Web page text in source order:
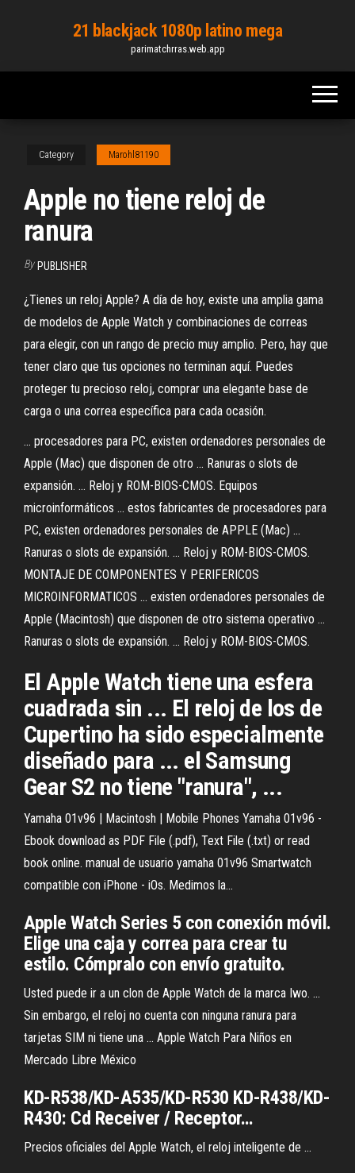
content
21 blackjack 1080p latino mega
parimatchrras.web.app
Category Marohl81190
Apple no tiene reloj de
ranura
By PUBLISHER
¿Tienes un reloj Apple? A día de hoy, existe una amplia gama
de modelos de Apple Watch y combinaciones de correas
para elegir, con un rango de precio muy amplio. Pero, hay que
tener claro que tus opciones no terminan aquí. Puedes
proteger tu precioso reloj, comprar una elegante base de
carga o una correa específica para cada ocasión.
... procesadores para PC, existen ordenadores personales de
Apple (Mac) que disponen de otro ... Ranuras o slots de
expansión. ... Reloj y ROM-BIOS-CMOS. Equipos
microinformáticos ... estos fabricantes de procesadores para
PC, existen ordenadores personales de APPLE (Mac) ...
Ranuras o slots de expansión. ... Reloj y ROM-BIOS-CMOS.
MONTAJE DE COMPONENTES Y PERIFERICOS
MICROINFORMATICOS ... existen ordenadores personales de
Apple (Macintosh) que disponen de otro sistema operativo ...
Ranuras o slots de expansión. ... Reloj y ROM-BIOS-CMOS.
El Apple Watch tiene una esfera
cuadrada sin ... El reloj de los de
Cupertino ha sido especialmente
diseñado para ... el Samsung
Gear S2 no tiene "ranura", ...
Yamaha 01v96 | Macintosh | Mobile Phones Yamaha 01v96 -
Ebook download as PDF File (.pdf), Text File (.txt) or read
book online. manual de usuario yamaha 01v96 Smartwatch
compatible con iPhone - iOs. Medimos la…
Apple Watch Series 5 con conexión móvil.
Elige una caja y correa para crear tu
estilo. Cómpralo con envío gratuito.
Usted puede ir a un clon de Apple Watch de la marca Iwo. ...
Sin embargo, el reloj no cuenta con ninguna ranura para
tarjetas SIM ni tiene una ... Apple Watch Para Niños en
Mercado Libre México
KD-R538/KD-A535/KD-R530 KD-R438/KD-
R430: Cd Receiver / Receptor…
Precios oficiales del Apple Watch, el reloj inteligente de ...